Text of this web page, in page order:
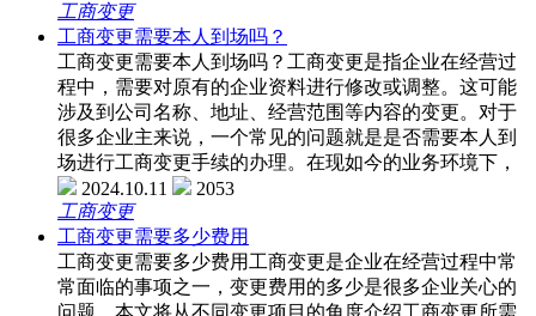
工商变更
工商变更需要本人到场吗？
工商变更需要本人到场吗？工商变更是指企业在经营过
程中，需要对原有的企业资料进行修改或调整。这可能
涉及到公司名称、地址、经营范围等内容的变更。对于
很多企业主来说，一个常见的问题就是是否需要本人到
场进行工商变更手续的办理。在现如今的业务环境下，
2024.10.11
2053
工商变更
工商变更需要多少费用
工商变更需要多少费用工商变更是企业在经营过程中常
常面临的事项之一，变更费用的多少是很多企业关心的
问题。本文将从不同变更项目的角度介绍工商变更所需